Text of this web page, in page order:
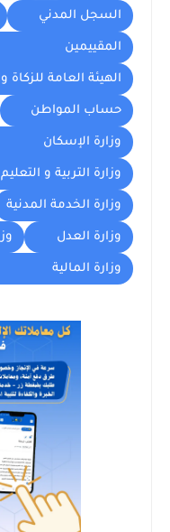
السجل المدني
المقييمين
الهيئة العامة للزكاة
حساب المواطن
وزارة الإسكان
وزارة التربية و التعليم
وزارة الخدمة المدنية
وزارة العدل
وزارة المالية